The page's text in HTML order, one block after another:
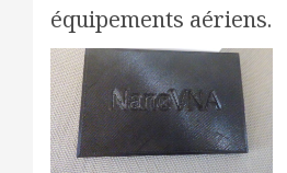
équipements aériens.